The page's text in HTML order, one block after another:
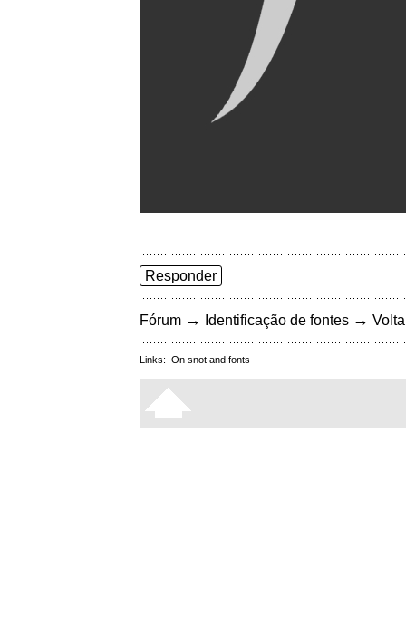
Responder
Fórum → Identificação de fontes →
Links: On snot and fonts